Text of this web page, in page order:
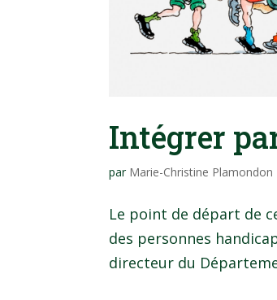
Intégrer
par Marie-Christine Plamondon
Le point de départ de
des personnes
directeur du